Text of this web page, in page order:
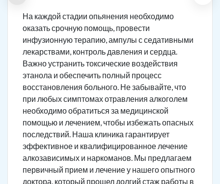
На каждой стадии опьянения необходимо
оказать срочную помощь, провести
инфузионную терапию, ампулы с седативными
лекарствами, контроль давления и сердца.
Важно устранить токсические воздействия
этанола и обеспечить полный процесс
восстановления больного. Не забывайте, что
при любых симптомах отравления алкоголем
необходимо обратиться за медицинской
помощью и лечением, чтобы избежать опасных
последствий. Наша клиника гарантирует
эффективное и квалифицированное лечение
алкозависимых и наркоманов. Мы предлагаем
первичный прием и лечение у нашего опытного
доктора, который прошел долгий стаж работы в